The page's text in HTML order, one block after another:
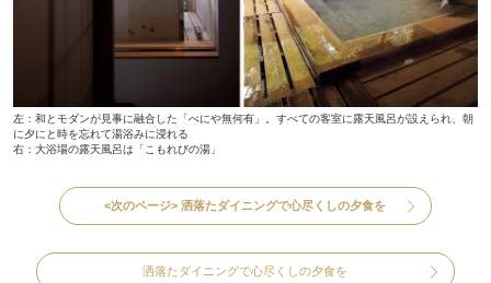
左：和とモダンが見事に融合した「べにや無何有」。すべての客室に露天風呂が設えられ、朝
に夕にと時を忘れて湯浴みに浸れる
右：大浴場の露天風呂は「こもれびの湯」
<次のページ>洒落たダイニングで心尽くしの夕食を
洒落たダイニングで心尽くしの夕食を